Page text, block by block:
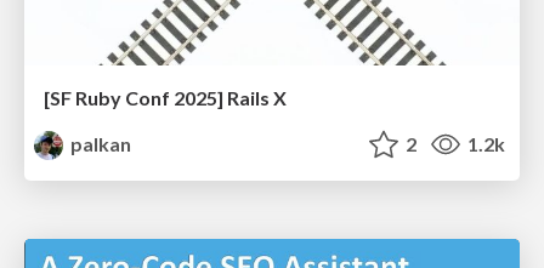
[SF Ruby Conf 2025] Rails X
palkan
2 1.2k